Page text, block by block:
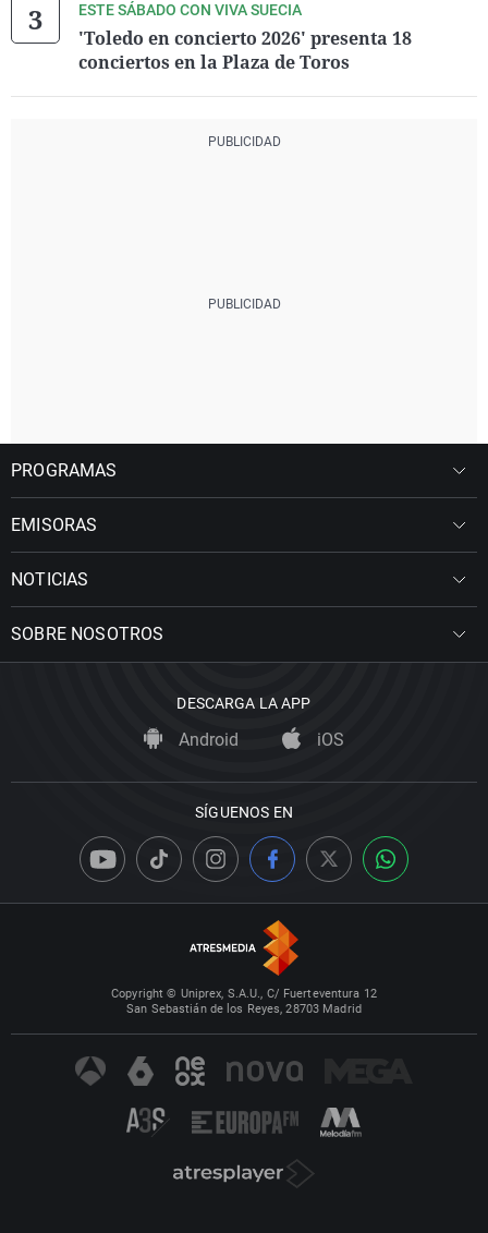
ESTE SÁBADO CON VIVA SUECIA
'Toledo en concierto 2026' presenta 18
conciertos en la Plaza de Toros
PROGRAMAS
EMISORAS
NOTICIAS
SOBRE NOSOTROS
DESCARGA LA APP
Android iOS
SÍGUENOS EN
Copyright © Uniprex, S.A.U., C/ Fuerteventura 12
San Sebastián de los Reyes, 28703 Madrid